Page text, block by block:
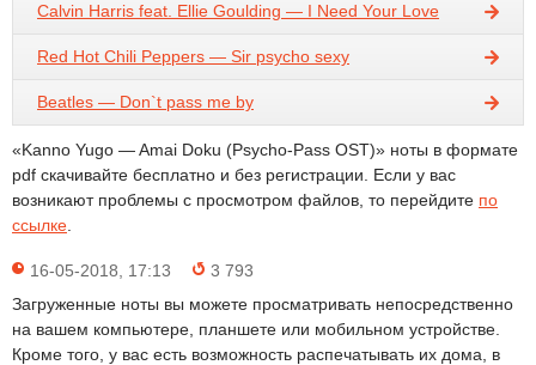
Calvin Harris feat. Ellie Goulding — I Need Your Love
Red Hot Chili Peppers — Sir psycho sexy
Beatles — Don`t pass me by
«Kanno Yugo — Amai Doku (Psycho-Pass OST)» ноты в формате
pdf скачивайте бесплатно и без регистрации. Если у вас
возникают проблемы с просмотром файлов, то перейдите по
ссылке
16-05-2018, 17:13
3 793
Загруженные ноты вы можете просматривать непосредственно
на вашем компьютере, планшете или мобильном устройстве.
Кроме того, у вас есть возможность распечатывать их дома, в